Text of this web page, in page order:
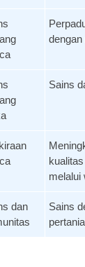
dengan
Sains
melalui
dan
Sains